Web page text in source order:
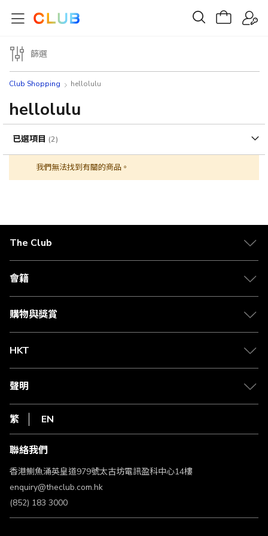
Club Shopping hellolulu
hellolulu
我們無法找到有關的商品。
篩選
已選項目
The Club
關於 The Club
合作夥伴
媒體中心
會籍
會籍及專屬禮遇
賺取積分
購物與獎賞
物流與配送
Club Shopping 商品領取站
常見問題
HKT
csl.
1010
HKT
聲明
私隱聲明
使用條款
條款及細則
不歧視及不騷擾聲明
認可牌照及通告
繁 EN
聯絡我們
香港鰂魚涌英皇道979號太古坊電訊盈科中心14樓
enquiry@theclub.com.hk
(852) 183 3000